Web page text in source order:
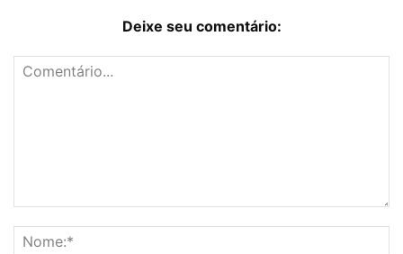
Deixe seu comentário: